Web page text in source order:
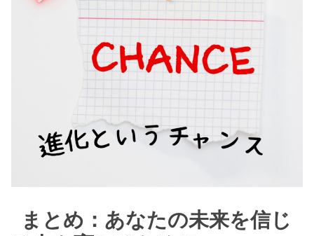
まとめ：あなたの未来を信じ